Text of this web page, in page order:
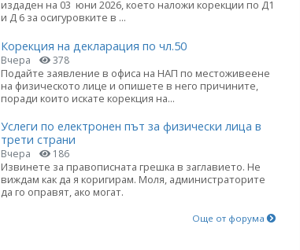
издаден на 03 юни 2026, което наложи корекции по Д1
и Д 6 за осигуровките в ...
Корекция на декларация по чл.50
Вчера 378
Подайте заявление в офиса на НАП по местоживеене
на физическото лице и опишете в него причините,
поради които искате корекция на...
Услеги по електронен път за физически лица в
трети страни
Вчера 186
Извинете за правописната грешка в заглавието. Не
виждам как да я коригирам. Моля, администраторите
да го оправят, ако могат.
Още от форума